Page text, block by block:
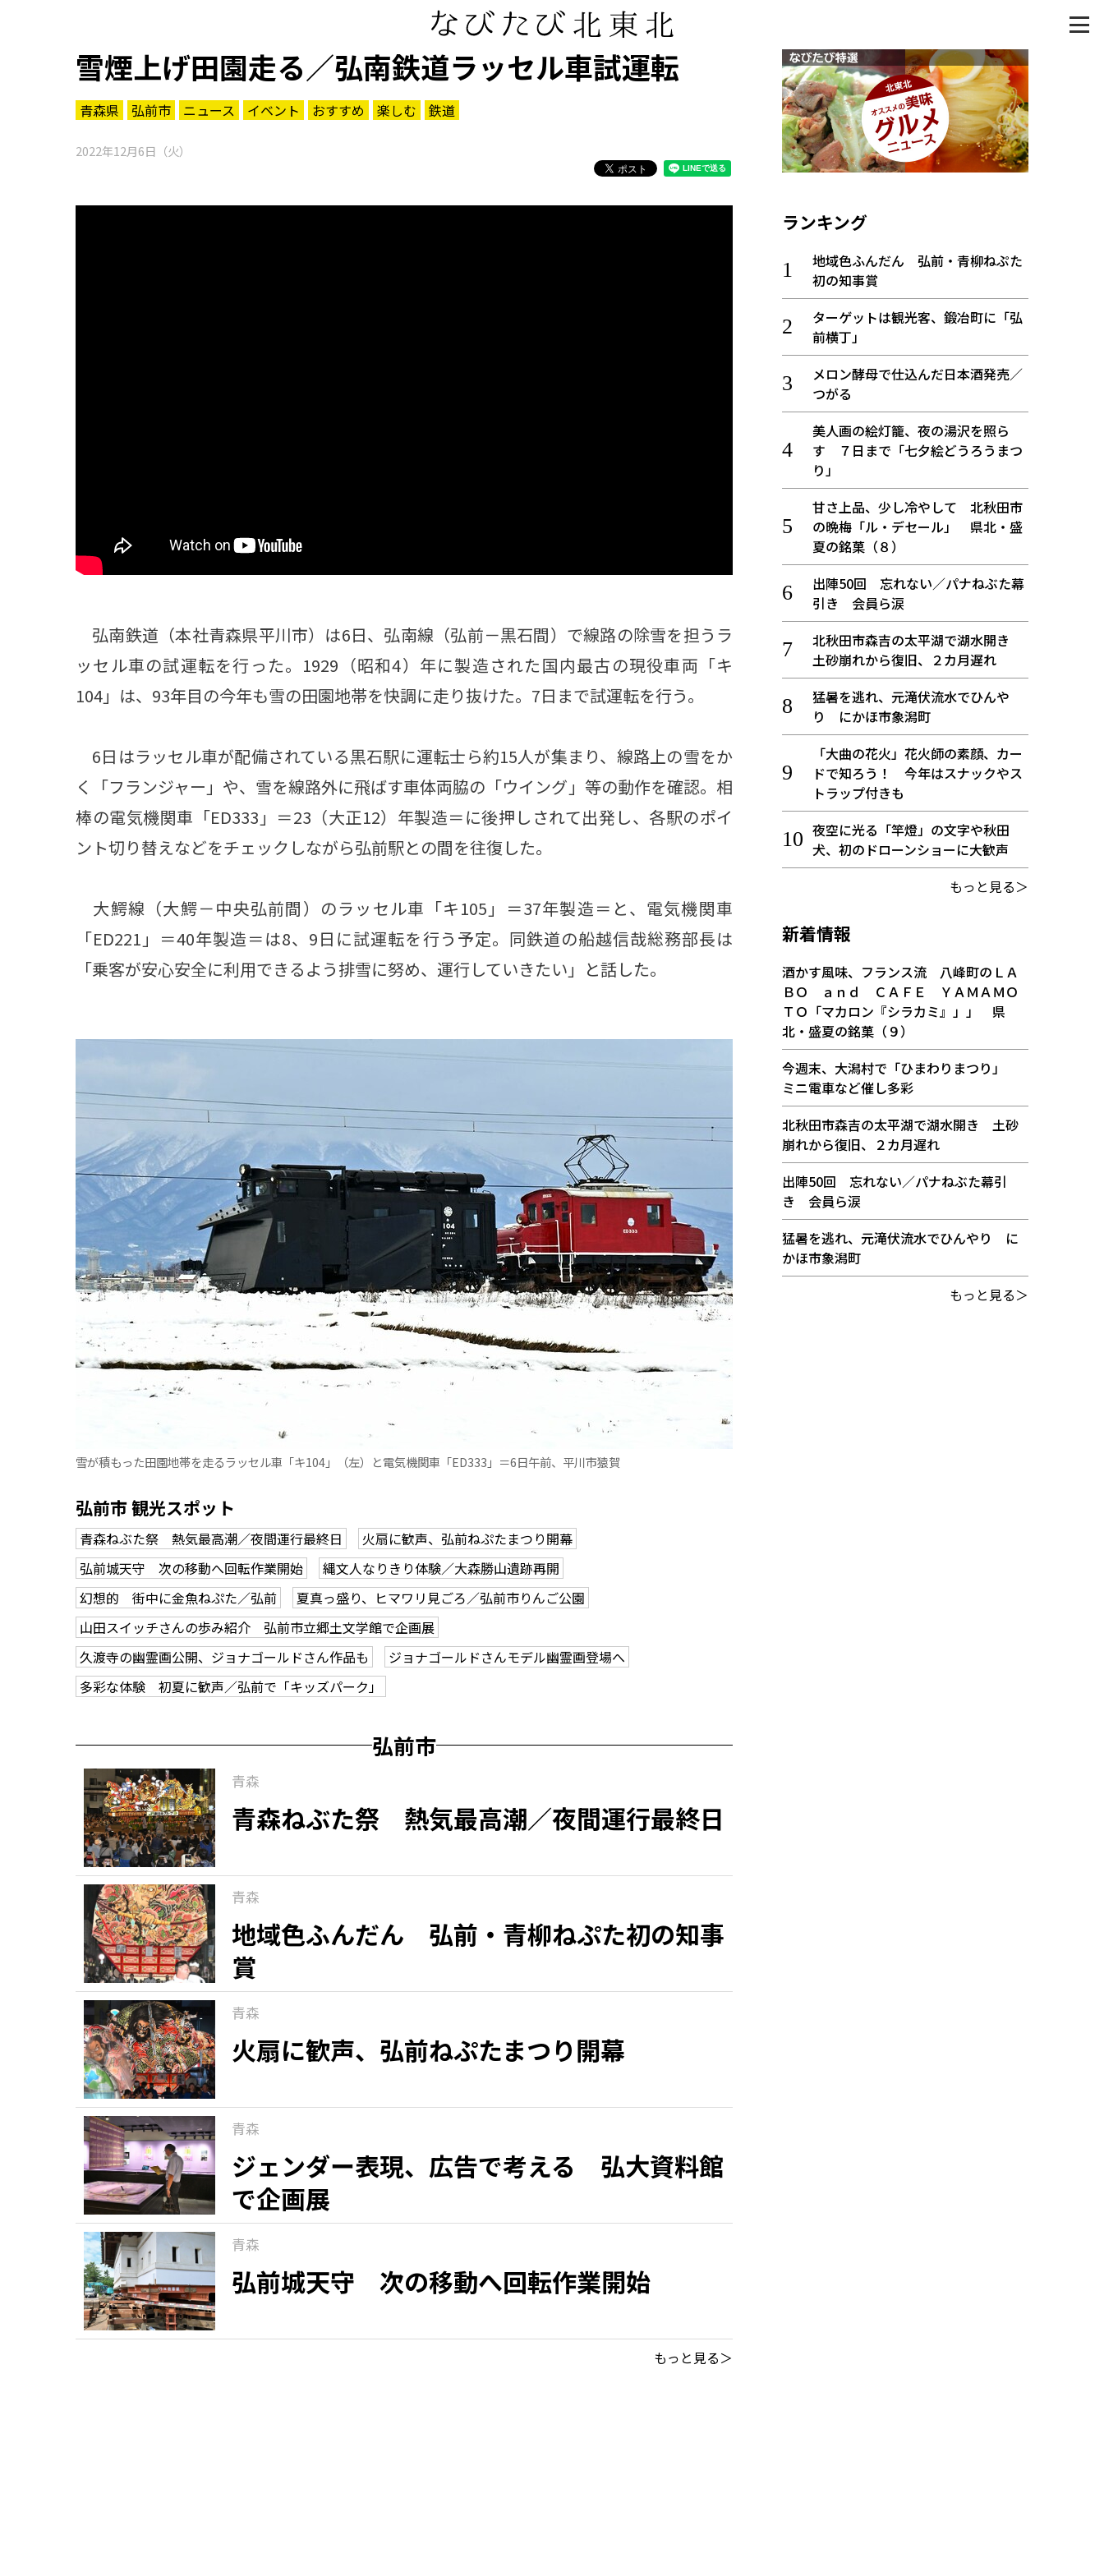
雪煙上げ田園走る／弘南鉄道ラッセル車試運転
青森県 弘前市 ニュース イベント おすすめ 楽しむ 鉄道
2022年12月6日（火）
弘南鉄道（本社青森県平川市）は6日、弘南線（弘前－黒石間）で線路の除雪を担うラ
ッセル車の試運転を行った。1929（昭和4）年に製造された国内最古の現役車両「キ
104」は、93年目の今年も雪の田園地帯を快調に走り抜けた。7日まで試運転を行う。
6日はラッセル車が配備されている黒石駅に運転士ら約15人が集まり、線路上の雪をか
く「フランジャー」や、雪を線路外に飛ばす車体両脇の「ウイング」等の動作を確認。相
棒の電気機関車「ED333」＝23（大正12）年製造＝に後押しされて出発し、各駅のポイ
ント切り替えなどをチェックしながら弘前駅との間を往復した。
大鰐線（大鰐－中央弘前間）のラッセル車「キ105」＝37年製造＝と、電気機関車
「ED221」＝40年製造＝は8、9日に試運転を行う予定。同鉄道の船越信哉総務部長は
「乗客が安心安全に利用できるよう排雪に努め、運行していきたい」と話した。
雪が積もった田園地帯を走るラッセル車「キ104」（左）と電気機関車「ED333」＝6日午前、平川市猿賀
弘前市 観光スポット
青森ねぶた祭 熱気最高潮／夜間運行最終日
火扇に歓声、弘前ねぷたまつり開幕
弘前城天守 次の移動へ回転作業開始
縄文人なりきり体験／大森勝山遺跡再開
幻想的 街中に金魚ねぷた／弘前
夏真っ盛り、ヒマワリ見ごろ／弘前市りんご公園
山田スイッチさんの歩み紹介 弘前市立郷土文学館で企画展
久渡寺の幽霊画公開、ジョナゴールドさん作品も
ジョナゴールドさんモデル幽霊画登場へ
多彩な体験 初夏に歓声／弘前で「キッズパーク」
弘前市
青森
青森ねぶた祭 熱気最高潮／夜間運行最終日
青森
地域色ふんだん 弘前・青柳ねぷた初の知事
賞
青森
火扇に歓声、弘前ねぷたまつり開幕
青森
ジェンダー表現、広告で考える 弘大資料館
で企画展
青森
弘前城天守 次の移動へ回転作業開始
もっと見る＞
ランキング
地域色ふんだん 弘前・青柳ねぷた
初の知事賞
ターゲットは観光客、鍛冶町に「弘
前横丁」
メロン酵母で仕込んだ日本酒発売／
つがる
美人画の絵灯籠、夜の湯沢を照ら
す ７日まで「七夕絵どうろうまつ
り」
甘さ上品、少し冷やして 北秋田市
の晩梅「ル・デセール」 県北・盛
夏の銘菓（８）
出陣50回 忘れない／パナねぶた幕
引き 会員ら涙
北秋田市森吉の太平湖で湖水開き
土砂崩れから復旧、２カ月遅れ
猛暑を逃れ、元滝伏流水でひんや
り にかほ市象潟町
「大曲の花火」花火師の素顔、カー
ドで知ろう！ 今年はスナックやス
トラップ付きも
夜空に光る「竿燈」の文字や秋田
犬、初のドローンショーに大歓声
もっと見る＞
新着情報
酒かす風味、フランス流 八峰町のＬＡ
ＢＯ ａｎｄ ＣＡＦＥ ＹＡＭＡＭＯ
ＴＯ「マカロン『シラカミ』」」 県
北・盛夏の銘菓（９）
今週末、大潟村で「ひまわりまつり」
ミニ電車など催し多彩
北秋田市森吉の太平湖で湖水開き 土砂
崩れから復旧、２カ月遅れ
出陣50回 忘れない／パナねぶた幕引
き 会員ら涙
猛暑を逃れ、元滝伏流水でひんやり に
かほ市象潟町
もっと見る＞